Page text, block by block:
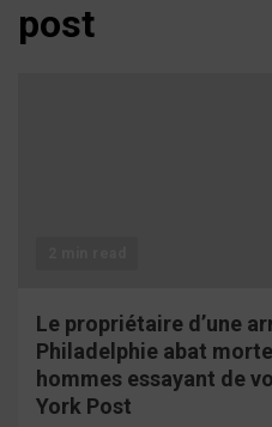
post
Le propriétaire d’une
Philadelphie abat
hommes essayant de
York Post